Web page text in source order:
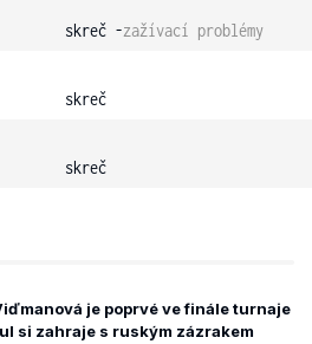
skreč -zažívací problémy
skreč
skreč
je poprvé ve finále turnaje
si zahraje s ruským zázrakem